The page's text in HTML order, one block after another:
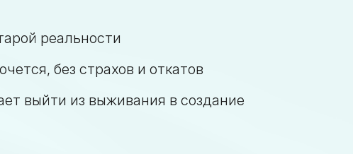
реальности
без страхов и откатов
выйти из выживания в создание